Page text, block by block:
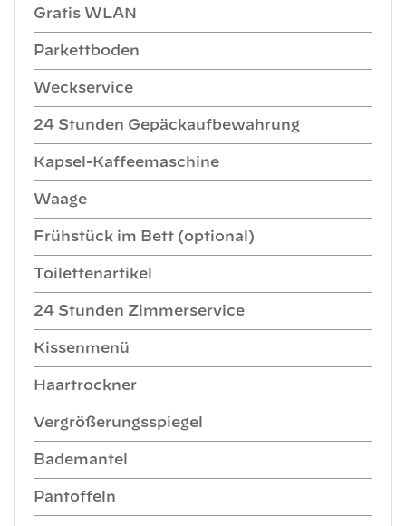
Gratis WLAN
Parkettboden
Weckservice
24 Stunden Gepäckaufbewahrung
Kapsel-Kaffeemaschine
Waage
Frühstück im Bett (optional)
Toilettenartikel
24 Stunden Zimmerservice
Kissenmenü
Haartrockner
Vergrößerungsspiegel
Bademantel
Pantoffeln